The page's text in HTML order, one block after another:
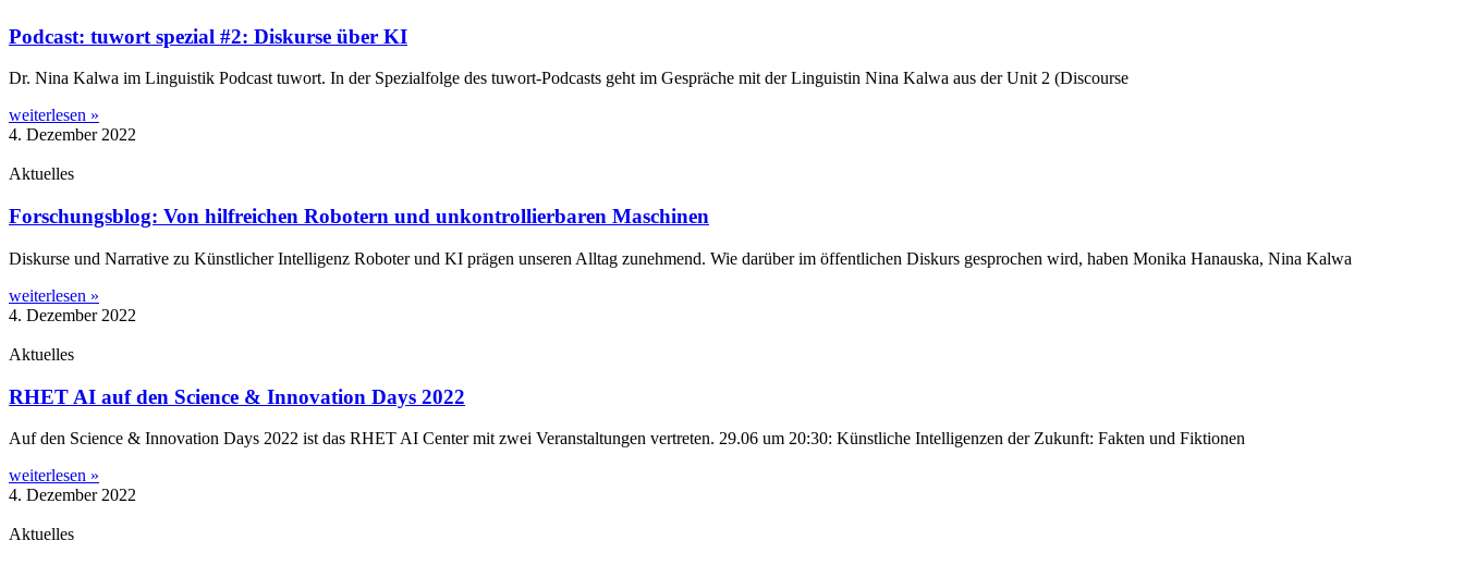
Podcast: tuwort spezial #2: Diskurse über KI
Dr. Nina Kal­wa im Lin­gu­is­tik Pod­cast tuwort. In der Spe­zi­al­fol­ge des tuwort-Pod­­casts geht im Gesprä­che mit der Lin­gu­is­tin Nina Kal­wa aus der Unit 2 (Dis­cour­se
weiterlesen »
4. Dezember 2022
Aktuelles
Forschungsblog: Von hilfreichen Robotern und unkontrollierbaren Maschinen
Dis­kur­se und Nar­ra­ti­ve zu Künst­li­cher Intel­li­genz Robo­ter und KI prä­gen unse­ren All­tag zuneh­mend. Wie dar­über im öffent­li­chen Dis­kurs gespro­chen wird, haben Moni­ka Hanaus­ka, Nina Kalwa
weiterlesen »
4. Dezember 2022
Aktuelles
RHET AI auf den Science & Innovation Days 2022
Auf den Sci­ence & Inno­va­ti­on Days 2022 ist das RHET AI Cen­ter mit zwei Ver­an­stal­tun­gen ver­tre­ten. 29.06 um 20:30: Künst­li­che Intel­li­gen­zen der Zukunft: Fak­ten und Fiktionen
weiterlesen »
4. Dezember 2022
Aktuelles